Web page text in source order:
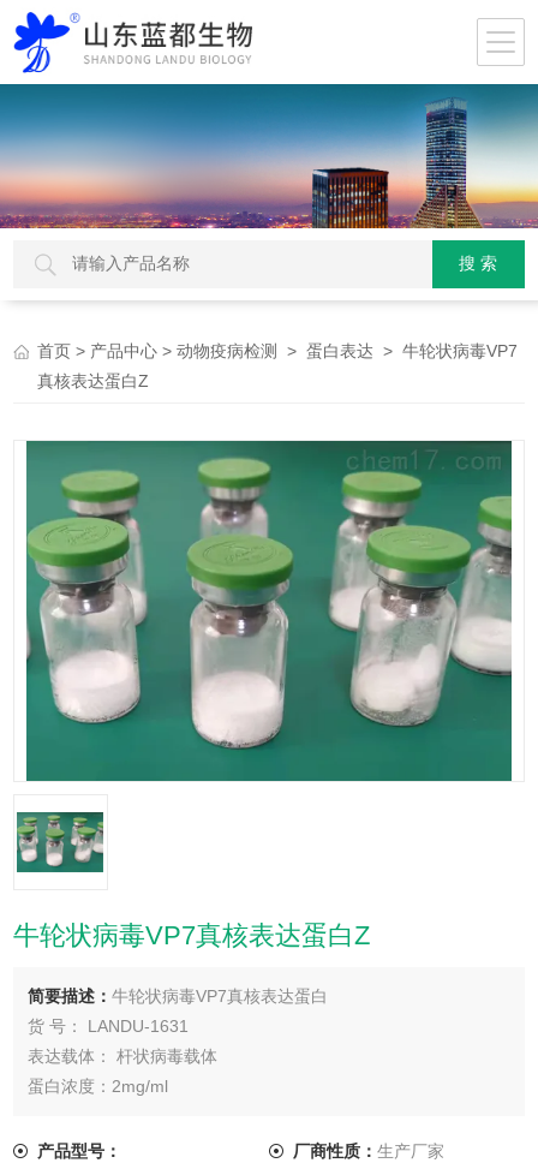
首页 > 产品中心 >动物疫病检测 >蛋白表达 > 牛轮状病毒VP7
真核表达蛋白Z
牛轮状病毒VP7真核表达蛋白Z
简要描述：牛轮状病毒VP7真核表达蛋白
货 号： LANDU-1631
表达载体： 杆状病毒载体
蛋白浓度：2mg/ml
蛋白纯度： 大于95%（SDS-PAGE电泳）
产品型号： 厂商性质： 生产厂家